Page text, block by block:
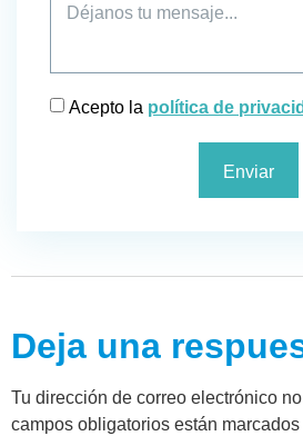
Acepto la política de
Enviar
Deja una
Tu dirección de correo electrónico
campos obligatorios están marcados